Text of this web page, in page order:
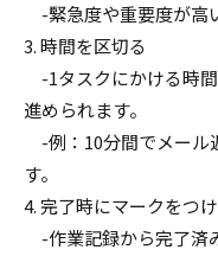
-緊急度や重要度が高
3. 時間を区切る
-1タスクにかける時
進められます。
-例：10分間でメール
す。
4. 完了時にマークをつ
-作業記録から完了済